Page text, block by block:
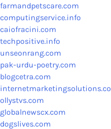
farmandpetscare.com
computingservice.info
caiofracini.com
techpositive.info
unseonrang.com
pak-urdu-poetry.com
blogcetra.com
internetmarketingsolutions.co
ollystvs.com
globalnewscx.com
dogslives.com